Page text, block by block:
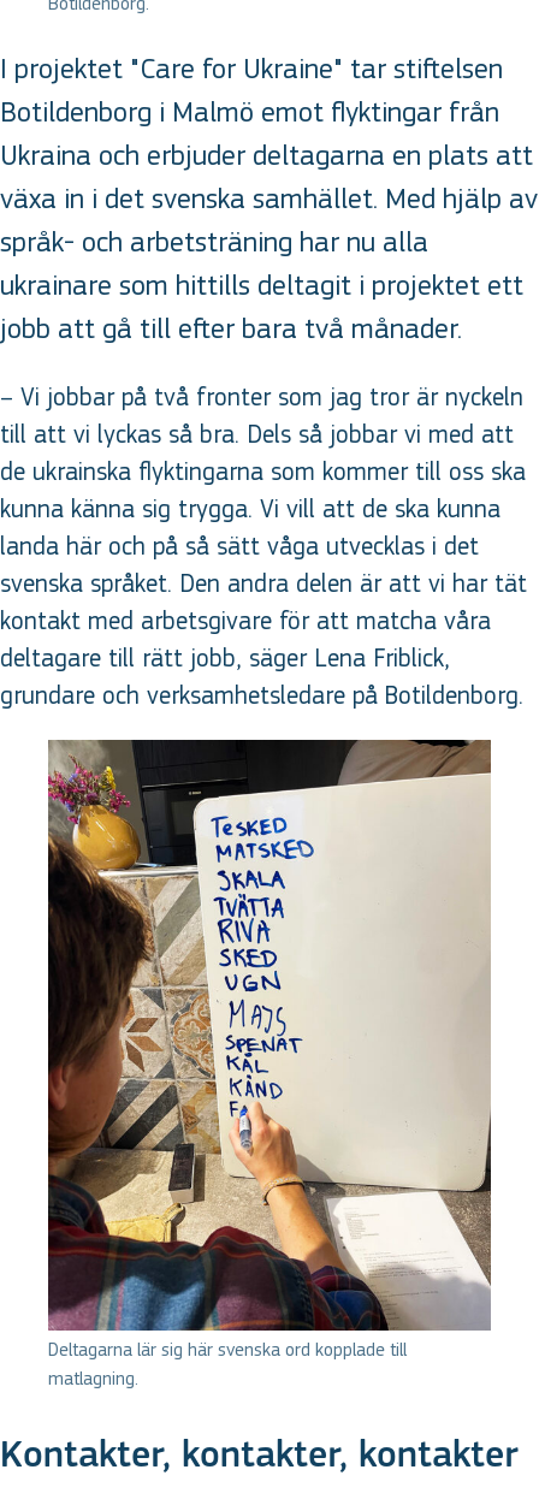
I projektet "Care for Ukraine" tar stiftelsen
Botildenborg i Malmö emot flyktingar från
Ukraina och erbjuder deltagarna en plats att
växa in i det svenska samhället. Med hjälp av
språk- och arbetsträning har nu alla
ukrainare som hittills deltagit i projektet ett
jobb att gå till efter bara två månader.
– Vi jobbar på två fronter som jag tror är nyckeln
till att vi lyckas så bra. Dels så jobbar vi med att
de ukrainska flyktingarna som kommer till oss ska
kunna känna sig trygga. Vi vill att de ska kunna
landa här och på så sätt våga utvecklas i det
svenska språket. Den andra delen är att vi har tät
kontakt med arbetsgivare för att matcha våra
deltagare till rätt jobb, säger Lena Friblick,
grundare och verksamhetsledare på Botildenborg.
Deltagarna lär sig här svenska ord kopplade till
matlagning.
Kontakter, kontakter, kontakter